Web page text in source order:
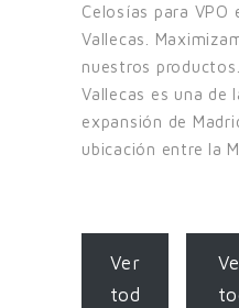
Celosías para VPO
Vallecas.
nuestros
Vallecas es una de
expansión de
ubicación entre la
Ver
tod